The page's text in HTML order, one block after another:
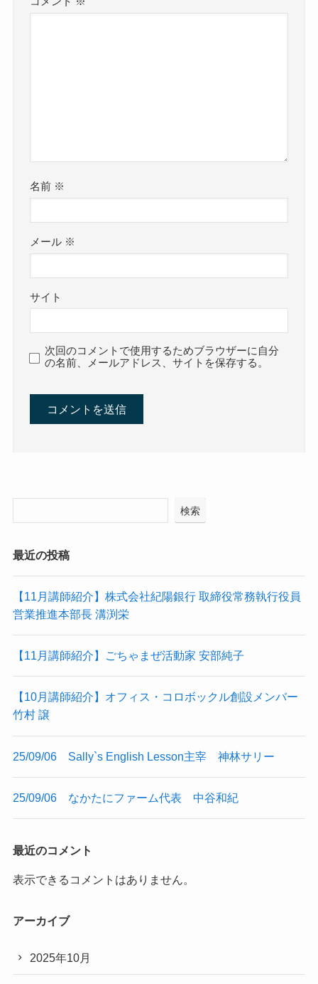
名前 ※
メール ※
サイト
次回のコメントで使用するためブラウザーに自分
の名前、メールアドレス、サイトを保存する。
検索
最近の投稿
【11月講師紹介】株式会社紀陽銀行 取締役常務執行役員
営業推進本部長 溝渕栄
【11月講師紹介】ごちゃまぜ活動家 安部純子
【10月講師紹介】オフィス・コロボックル創設メンバー
竹村 譲
25/09/06 Sally`s English Lesson主宰 神林サリー
25/09/06 なかたにファーム代表 中谷和紀
最近のコメント
表示できるコメントはありません。
アーカイブ
2025年10月